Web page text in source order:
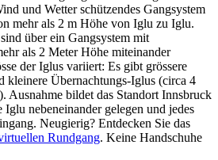
und Wetter schützendes Gangsystem
mehr als 2 m Höhe von Iglu zu Iglu.
über ein Gangsystem mit
als 2 Meter Höhe miteinander
der Iglus variiert: Es gibt grössere
kleinere Übernachtungs-Iglus (circa 4
Ausnahme bildet das Standort Innsbruck
nebeneinander gelegen und jedes
Neugierig? Entdecken Sie das
Rundgang. Keine Handschuhe